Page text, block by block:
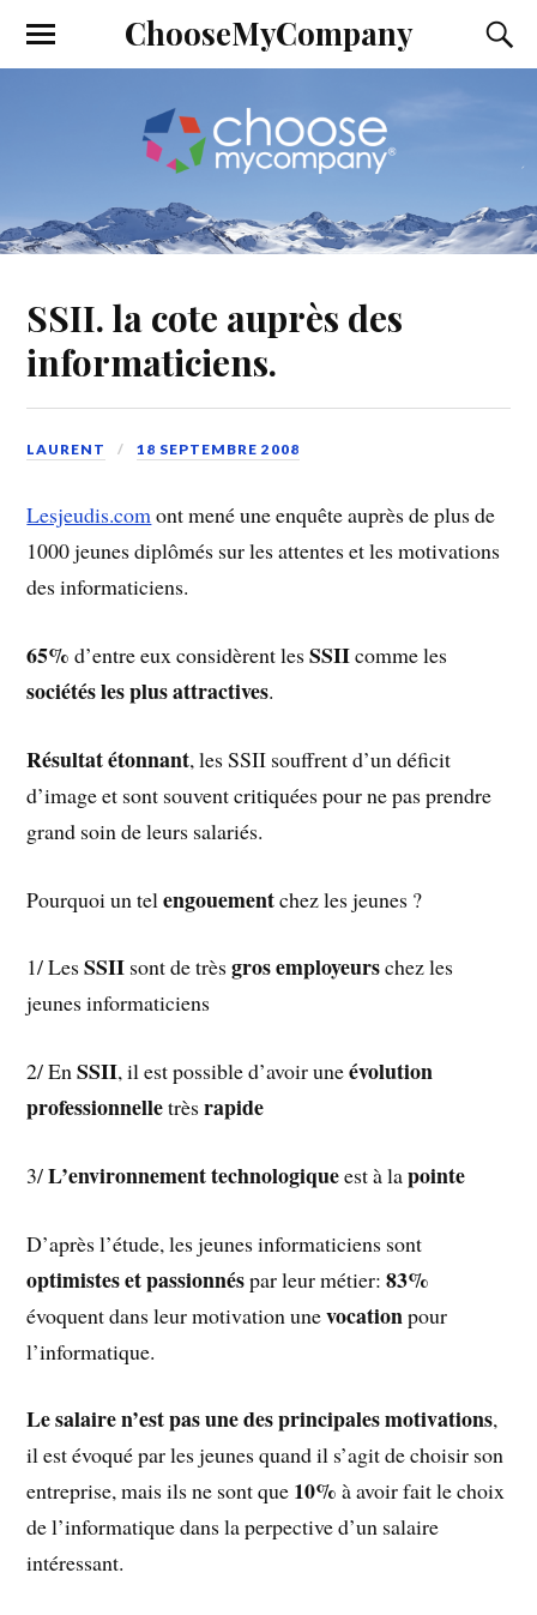
ChooseMyCompany
SSII. la cote auprès des
informaticiens.
LAURENT 18 SEPTEMBRE 2008
Lesjeudis.comont mené une enquête auprès de plus de
1000 jeunes diplômés sur les attentes et les motivations
des informaticiens.
65% d’entre eux considèrent lesSSIIcomme les
sociétés les plus attractives.
Résultat étonnant, les SSII souffrent d’un déficit
d’image et sont souvent critiquées pour ne pas prendre
grand soin de leurs salariés.
Pourquoi un telengouementchez les jeunes ?
1/ LesSSII sont de trèsgros employeurschez les
jeunes informaticiens
2/ EnSSII, il est possible d’avoir uneévolution
professionnelletrèsrapide
3/L’environnement technologiqueest à lapointe
D’après l’étude, les jeunes informaticiens sont
optimistes et passionnéspar leur métier:83%
évoquent dans leur motivation unevocationpour
l’informatique.
Le salaire n’est pas une des principales motivations,
il est évoqué par les jeunes quand il s’agit de choisir son
entreprise, mais ils ne sont que 10% à avoir fait le choix
de l’informatique dans la perpective d’un salaire
intéressant.